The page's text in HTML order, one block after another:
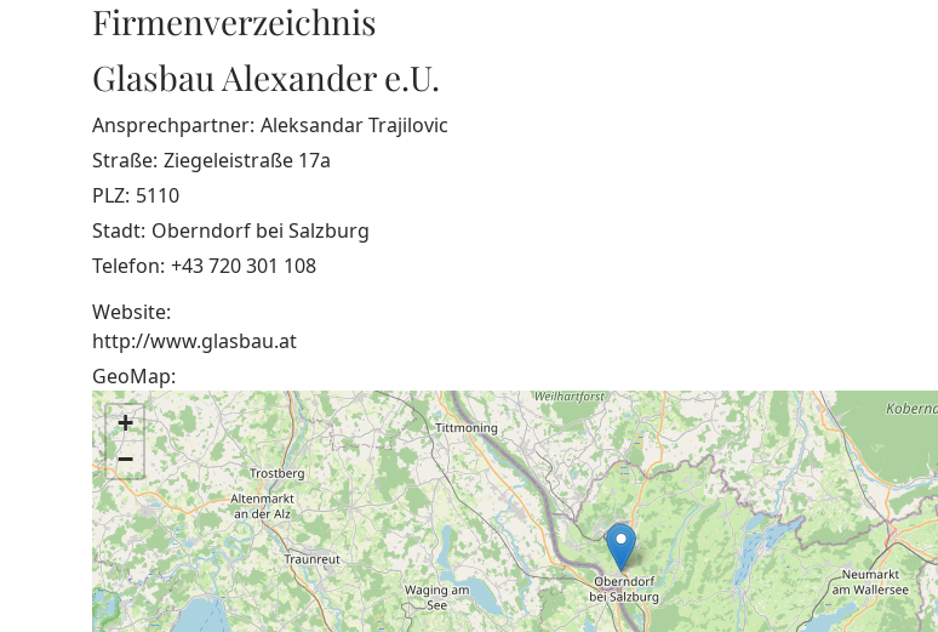
Firmenverzeichnis
Glasbau Alexander e.U.
Ansprechpartner: Aleksandar Trajilovic
Straße: Ziegeleistraße 17a
PLZ: 5110
Stadt: Oberndorf bei Salzburg
Telefon: +43 720 301 108
Website:
http://www.glasbau.at
GeoMap:
+
−